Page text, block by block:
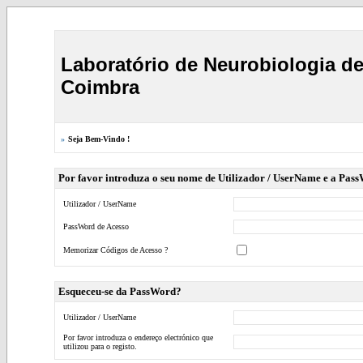
Laboratório de Neurobiologia de
Coimbra
» Seja Bem-Vindo !
Por favor introduza o seu nome de Utilizador / UserName e a
Utilizador / UserName
PassWord de Acesso
Memorizar Códigos de Acesso ?
Esqueceu-se da PassWord?
Utilizador / UserName
Por favor introduza o endereço electrónico que
utilizou para o registo.